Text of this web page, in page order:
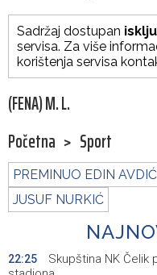
Sadržaj dostupan
servisa. Za više
korištenja servisa
(FENA) M. L.
Početna > Sport
PREMINUO EDIN AVDIĆ
JUSUF NURKIĆ
22:25
Skupština NK Čelik